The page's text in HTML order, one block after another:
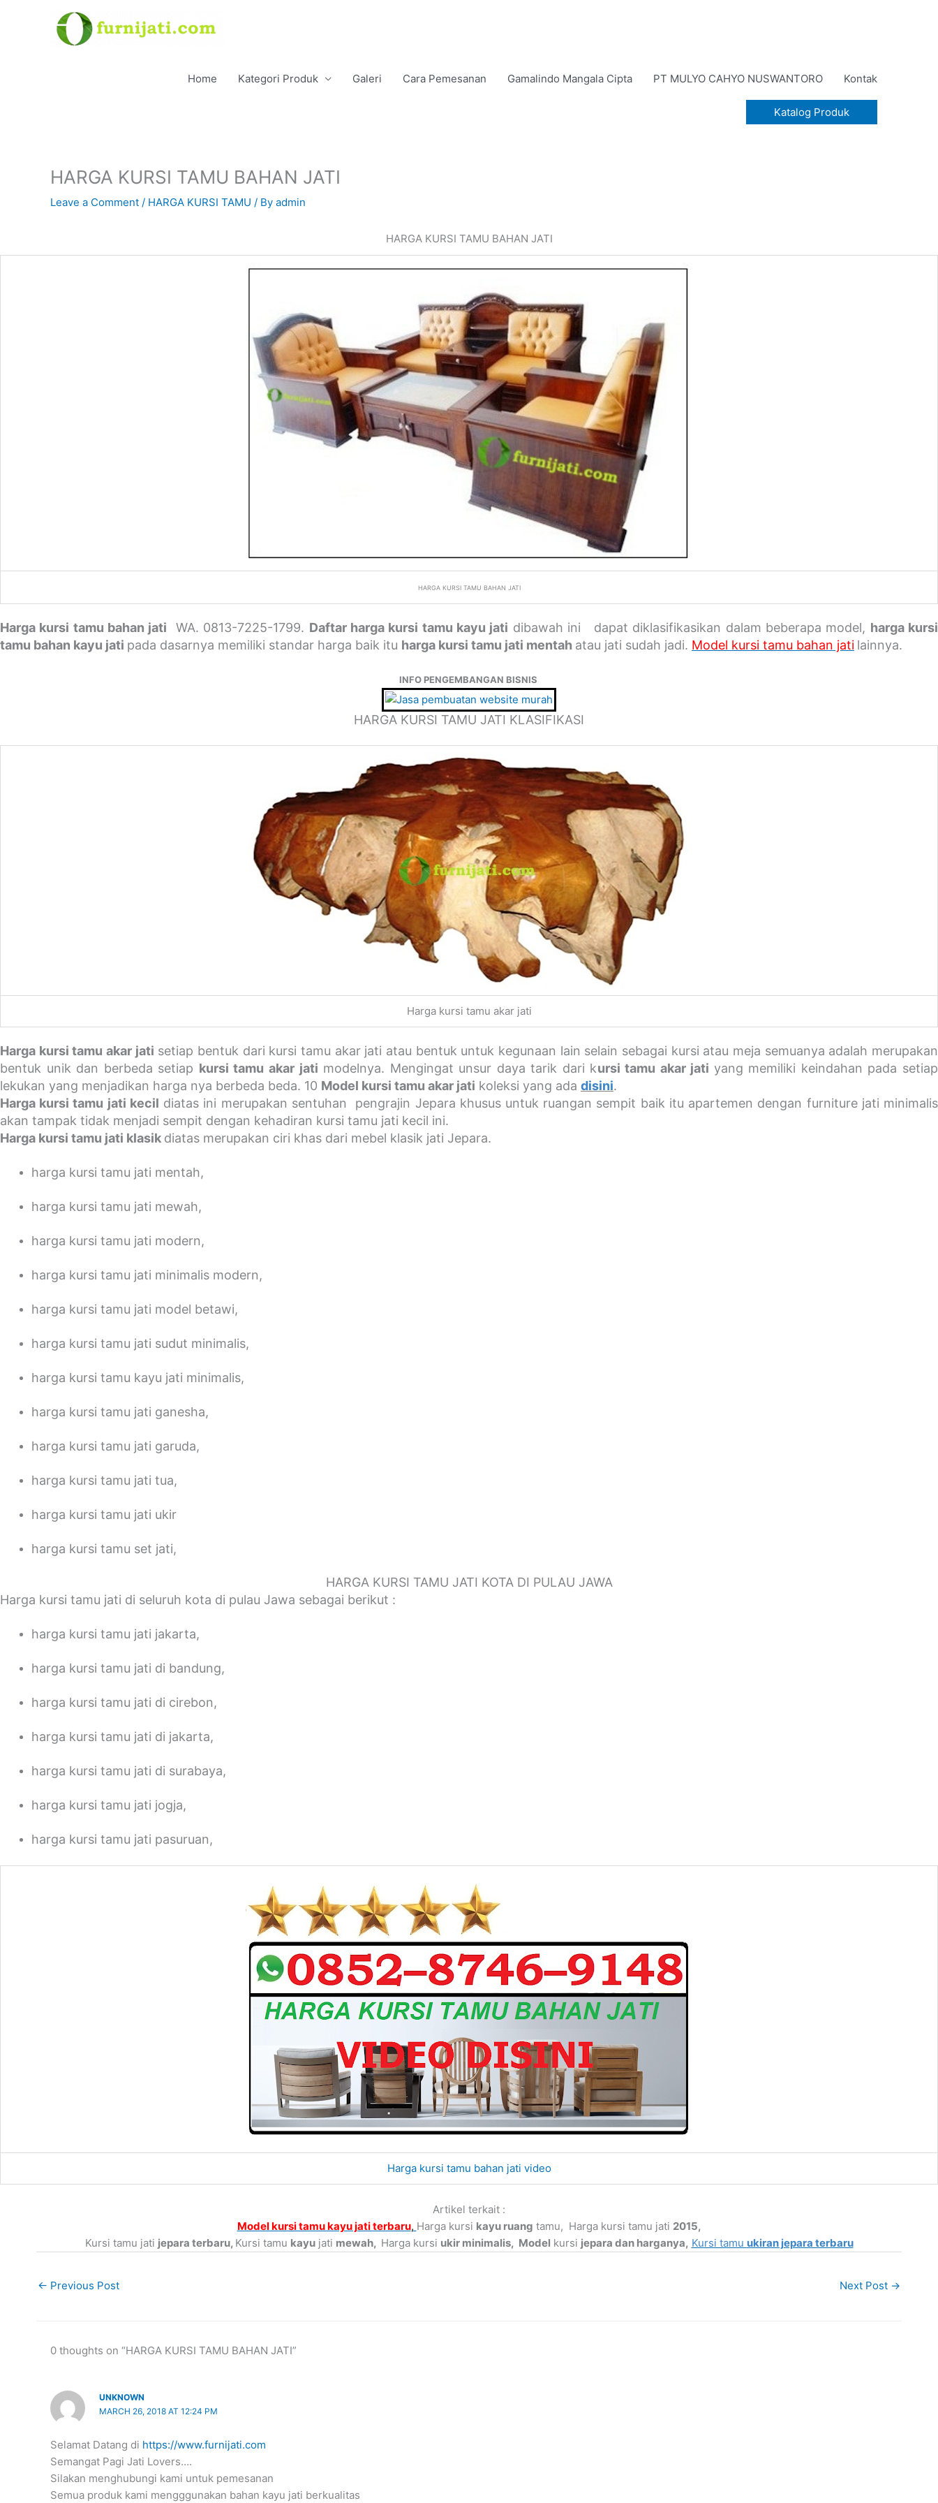
Home Kategori Produk Galeri Cara Pemesanan Gamalindo Mangala Cipta PT MULYO CAHYO NUSWANTORO Kontak
Katalog Produk
HARGA KURSI TAMU BAHAN JATI
Leave a Comment / HARGA KURSI TAMU / By admin
HARGA KURSI TAMU BAHAN JATI
HARGA KURSI TAMU BAHAN JATI
Harga kursi tamu bahan jati WA. 0813-7225-1799. Daftar harga kursi tamu kayu jati dibawah ini dapat diklasifikasikan dalam beberapa model, harga kursi
tamu bahan kayu jati pada dasarnya memiliki standar harga baik itu harga kursi tamu jati mentah atau jati sudah jadi. Model kursi tamu bahan jati lainnya.
INFO PENGEMBANGAN BISNIS
HARGA KURSI TAMU JATI KLASIFIKASI
Harga kursi tamu akar jati
Harga kursi tamu akar jati setiap bentuk dari kursi tamu akar jati atau bentuk untuk kegunaan lain selain sebagai kursi atau meja semuanya adalah merupakan
bentuk unik dan berbeda setiap kursi tamu akar jati modelnya. Mengingat unsur daya tarik dari kursi tamu akar jati yang memiliki keindahan pada setiap
lekukan yang menjadikan harga nya berbeda beda. 10 Model kursi tamu akar jati koleksi yang ada disini.
Harga kursi tamu jati kecil diatas ini merupakan sentuhan pengrajin Jepara khusus untuk ruangan sempit baik itu apartemen dengan furniture jati minimalis
akan tampak tidak menjadi sempit dengan kehadiran kursi tamu jati kecil ini.
Harga kursi tamu jati klasik diatas merupakan ciri khas dari mebel klasik jati Jepara.
harga kursi tamu jati mentah,
harga kursi tamu jati mewah,
harga kursi tamu jati modern,
harga kursi tamu jati minimalis modern,
harga kursi tamu jati model betawi,
harga kursi tamu jati sudut minimalis,
harga kursi tamu kayu jati minimalis,
harga kursi tamu jati ganesha,
harga kursi tamu jati garuda,
harga kursi tamu jati tua,
harga kursi tamu jati ukir
harga kursi tamu set jati,
HARGA KURSI TAMU JATI KOTA DI PULAU JAWA
Harga kursi tamu jati di seluruh kota di pulau Jawa sebagai berikut :
harga kursi tamu jati jakarta,
harga kursi tamu jati di bandung,
harga kursi tamu jati di cirebon,
harga kursi tamu jati di jakarta,
harga kursi tamu jati di surabaya,
harga kursi tamu jati jogja,
harga kursi tamu jati pasuruan,
Harga kursi tamu bahan jati video
Artikel terkait :
Model kursi tamu kayu jati terbaru, Harga kursi kayu ruang tamu, Harga kursi tamu jati 2015,
Kursi tamu jati jepara terbaru, Kursi tamu kayujati mewah, Harga kursi ukir minimalis, Model kursi jepara dan harganya, Kursi tamu ukiran jepara terbaru
← Previous Post Next Post →
0 thoughts on “HARGA KURSI TAMU BAHAN JATI”
UNKNOWN
MARCH 26, 2018 AT 12:24 PM
Selamat Datang di https://www.furnijati.com
Semangat Pagi Jati Lovers….
Silakan menghubungi kami untuk pemesanan
Semua produk kami mengggunakan bahan kayu jati berkualitas